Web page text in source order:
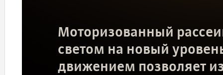
Моторизованный
светом на новый
движением позволяет